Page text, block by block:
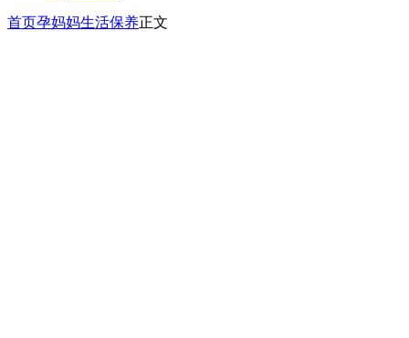
首页孕妈妈生活保养正文